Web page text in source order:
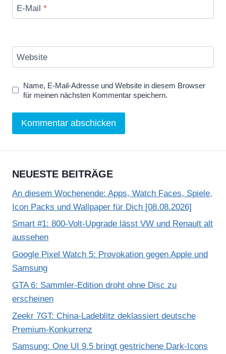
E-Mail *
Website
Name, E-Mail-Adresse und Website in diesem Browser
für meinen nächsten Kommentar speichern.
NEUESTE BEITRÄGE
An diesem Wochenende: Apps, Watch Faces, Spiele,
Icon Packs und Wallpaper für Dich [08.08.2026]
Smart #1: 800-Volt-Upgrade lässt VW und Renault alt
aussehen
Google Pixel Watch 5: Provokation gegen Apple und
Samsung
GTA 6: Sammler-Edition droht ohne Disc zu
erscheinen
Zeekr 7GT: China-Ladeblitz deklassiert deutsche
Premium-Konkurrenz
Samsung: One UI 9.5 bringt gestrichene Dark-Icons